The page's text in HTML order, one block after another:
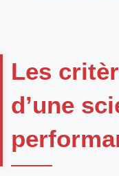
Les
d’une